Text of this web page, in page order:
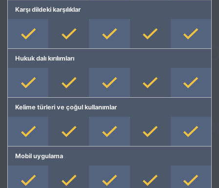
Karşı dildeki karşılıklar
Hukuk dalı kırılımları
Kelime türleri ve çoğul kullanımlar
Mobil uygulama